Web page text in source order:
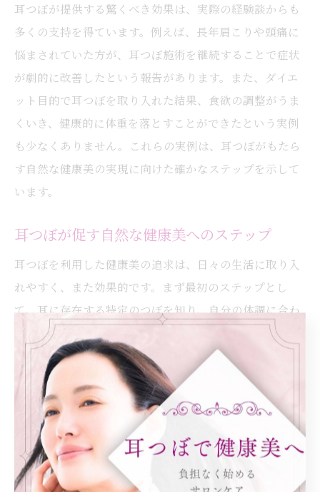
耳つぼが提供する驚くべき効果は、実際の経験談からも
多くの支持を得ています。例えば、長年肩こりや頭痛に
悩まされていた方が、耳つぼ施術を継続することで症状
が劇的に改善したという報告があります。また、ダイエ
ット目的で耳つぼを取り入れた結果、食欲の調整がうま
くいき、健康的に体重を落とすことができたという実例
も少なくありません。これらの実例は、耳つぼがもたら
す自然な健康美の実現に向けた確かなステップを示して
います。
耳つぼが促す自然な健康美へのステップ
耳つぼを利用した健康美の追求は、日々の生活に取り入
れやすく、また効果的です。まず最初のステップとし
て、耳に存在する特定のつぼを知り、自分の体調に合わ
せて刺激する方法を学びましょう。これにより、体内の
エネルギーバランスを整え、免疫力を高める効果が期待
できます。次に、専門の施術者による耳つぼセラピーを
受けることで、さらに深いリラクゼーションと健康増進
を感じることができるでしょう。このように、耳つぼは
単なる美容法ではなく、心身の健康を支えるライフスタ
イルの一部として取り入れることが可能です。